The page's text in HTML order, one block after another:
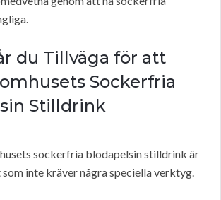
du Tillväga för att
Sockerfria
Stilldrink
sockerfria blodapelsin stilldrink är
inte kräver några speciella verktyg.